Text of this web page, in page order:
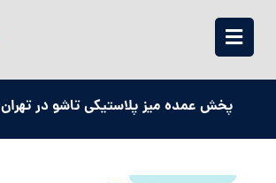
پخش عمده میز پلاستیکی تاشو در تهران